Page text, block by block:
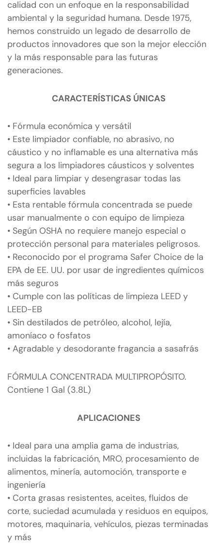
calidad con un enfoque en la responsabilidad
ambiental y la seguridad humana. Desde 1975,
hemos construido un legado de desarrollo de
productos innovadores que son la mejor elección
y la más responsable para las futuras
generaciones.
CARACTERÍSTICAS ÚNICAS
• Fórmula económica y versátil
• Este limpiador confiable, no abrasivo, no
cáustico y no inflamable es una alternativa más
segura a los limpiadores cáusticos y solventes
• Ideal para limpiar y desengrasar todas las
superficies lavables
• Esta rentable fórmula concentrada se puede
usar manualmente o con equipo de limpieza
• Según OSHA no requiere manejo especial o
protección personal para materiales peligrosos.
• Reconocido por el programa Safer Choice de la
EPA de EE. UU. por usar de ingredientes químicos
más seguros
• Cumple con las políticas de limpieza LEED y
LEED-EB
• Sin destilados de petróleo, alcohol, lejía,
amoníaco o fosfatos
• Agradable y desodorante fragancia a sasafrás
FÓRMULA CONCENTRADA MULTIPROPÓSITO.
Contiene 1 Gal (3.8L)
APLICACIONES
• Ideal para una amplia gama de industrias,
incluidas la fabricación, MRO, procesamiento de
alimentos, minería, automoción, transporte e
ingeniería
• Corta grasas resistentes, aceites, fluidos de
corte, suciedad acumulada y residuos en equipos,
motores, maquinaria, vehículos, piezas terminadas
y más